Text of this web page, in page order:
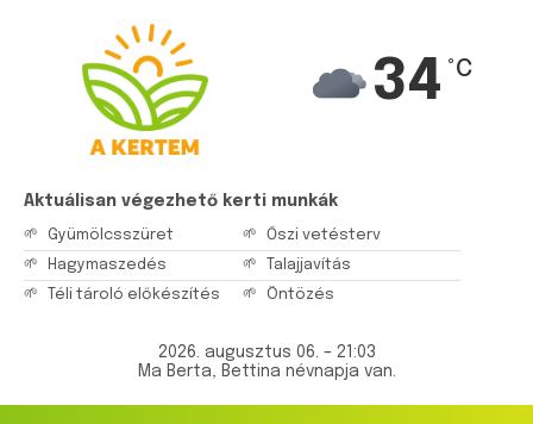
Aktuálisan végezhető kerti munkák
Gyümölcsszüret
Hagymaszedés
Téli tároló előkészítés
Őszi vetésterv
Talajjavítás
Öntözés
2026. augusztus 06. – 21:03
Ma Berta, Bettina névnapja van.
34 °C